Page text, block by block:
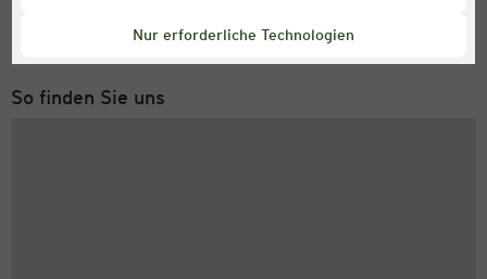
Nur erforderliche Technologien
Montag bis Freitag 8-18 Uhr
So finden Sie uns